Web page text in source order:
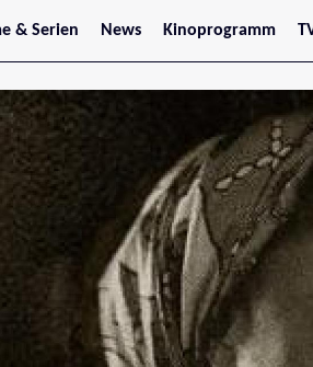
& Serien
Trailer
Filmarchiv
Serienarchiv
News
Stars
Kinoprogramm
Jetzt im Kino
Niederösterreich
Oberösterreich
Steiermark
Burgenland
Kärnten
Salzburg
Tirol
Vorarlberg